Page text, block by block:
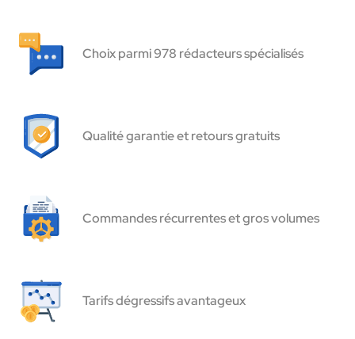
Choix parmi 978 rédacteurs spécialisés
Qualité garantie et retours gratuits
Commandes récurrentes et gros volumes
Tarifs dégressifs avantageux